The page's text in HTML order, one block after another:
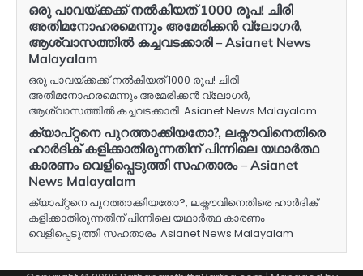
ഒരു പാവയ്‍ക്കക്ക് നൽകിയത് 1000 രൂപ! ചിരി
അതിമനോഹരമെന്നും അമേരിക്കൻ വ്ലോഗർ,
ആശ്വാസത്തില്‍ കച്ചവടക്കാരി – Asianet News
Malayalam
ഒരു പാവയ്‍ക്കക്ക് നൽകിയത് 1000 രൂപ! ചിരി
അതിമനോഹരമെന്നും അമേരിക്കൻ വ്ലോഗർ,
ആശ്വാസത്തില്‍ കച്ചവടക്കാരി Asianet News Malayalam
ക്യാപ്റ്റനെ പുറത്താക്കിയതോ?, ലക്നൗവിനെതിരെ
ഹാര്‍ദിക് കളിക്കാതിരുന്നതിന് പിന്നിലെ യഥാർത്ഥ
കാരണം വെളിപ്പെടുത്തി സഹതാരം – Asianet
News Malayalam
ക്യാപ്റ്റനെ പുറത്താക്കിയതോ?, ലക്നൗവിനെതിരെ ഹാര്‍ദിക്
കളിക്കാതിരുന്നതിന് പിന്നിലെ യഥാർത്ഥ കാരണം
വെളിപ്പെടുത്തി സഹതാരം Asianet News Malayalam